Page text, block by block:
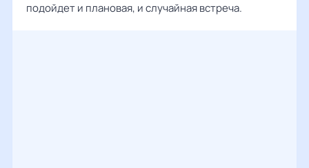
подойдет и плановая, и случайная встреча.